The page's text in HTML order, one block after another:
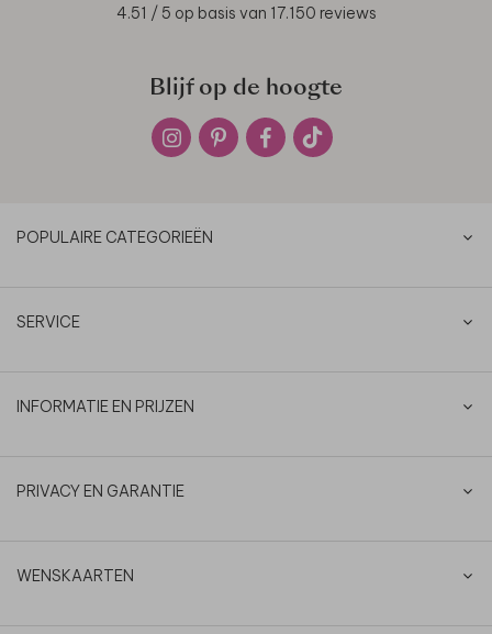
4.51 / 5 op basis van 17.150 reviews
Blijf op de hoogte
POPULAIRE CATEGORIEËN
SERVICE
INFORMATIE EN PRIJZEN
PRIVACY EN GARANTIE
WENSKAARTEN